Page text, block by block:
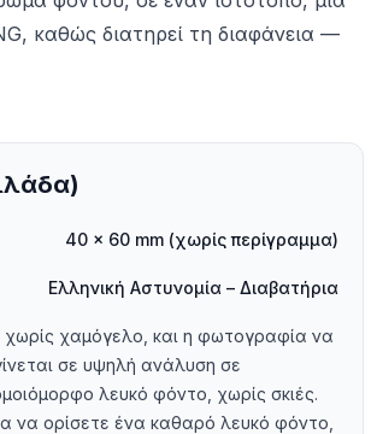
καθώς διατηρεί τη διαφάνεια —
40 × 60 mm (χωρίς περίγραμμα)
Ελληνική Αστυνομία – Διαβατήρια
χωρίς χαμόγελο, και η φωτογραφία να
σε υψηλή ανάλυση σε
λευκό φόντο, χωρίς σκιές.
να ορίσετε ένα καθαρό λευκό φόντο,